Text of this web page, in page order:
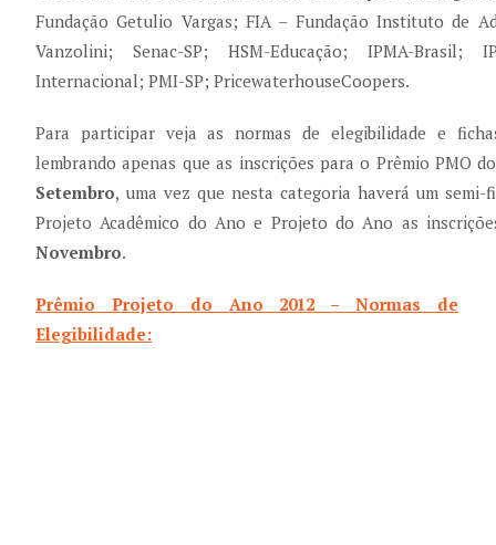
Fundação Getulio Vargas; FIA – Fundação Instituto de
Vanzolini; Senac-SP; HSM-Educação; IPMA-Brasil;
Internacional; PMI-SP; PricewaterhouseCoopers.
Para participar veja as normas de elegibilidade e
lembrando apenas que as inscrições para o Prêmio PMO
Setembro, uma vez que nesta categoria haverá um
Projeto Acadêmico do Ano e Projeto do Ano as
Novembro.
Prêmio Projeto do Ano 2012 – Normas de
Elegibilidade: